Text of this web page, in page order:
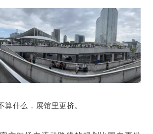
算什么，展馆里更挤。